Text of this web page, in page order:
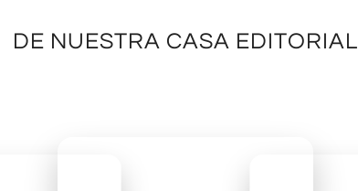
DE NUESTRA CASA EDITORIAL